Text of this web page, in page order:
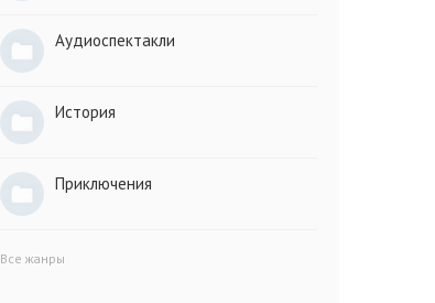
Аудиоспектакли
История
Приключения
Все жанры